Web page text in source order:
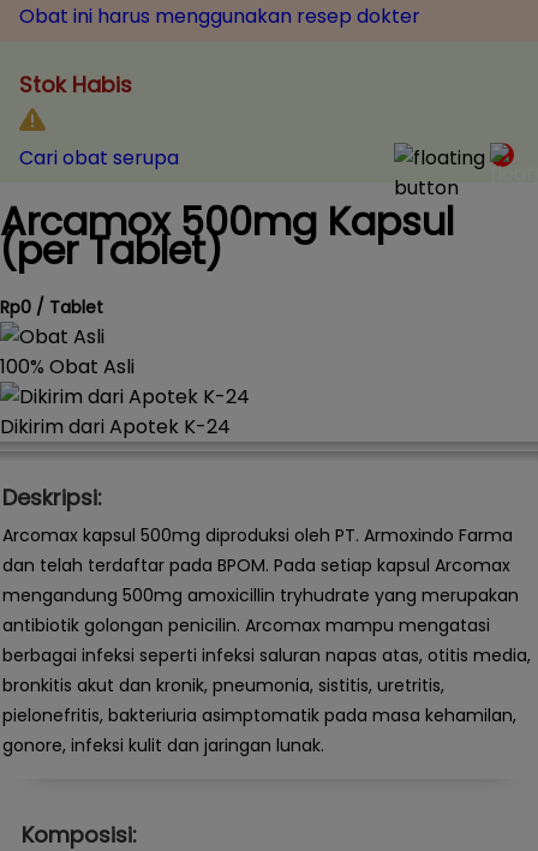
Obat ini harus menggunakan resep dokter
Stok Habis
Cari obat serupa
Arcamox 500mg Kapsul
(per Tablet)
Rp0 / Tablet
100% Obat Asli
Dikirim dari Apotek K-24
Deskripsi:
Arcomax kapsul 500mg diproduksi oleh PT. Armoxindo Farma
dan telah terdaftar pada BPOM. Pada setiap kapsul Arcomax
mengandung 500mg amoxicillin tryhudrate yang merupakan
antibiotik golongan penicilin. Arcomax mampu mengatasi
berbagai infeksi seperti infeksi saluran napas atas, otitis media,
bronkitis akut dan kronik, pneumonia, sistitis, uretritis,
pielonefritis, bakteriuria asimptomatik pada masa kehamilan,
gonore, infeksi kulit dan jaringan lunak.
Komposisi: